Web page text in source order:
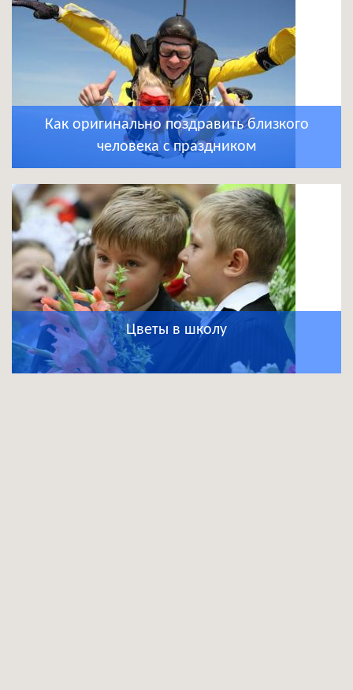
Как оригинально поздравить близкого
человека с праздником
Цветы в школу